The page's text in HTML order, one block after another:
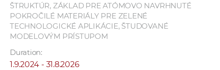
ŠTRUKTÚR, ZÁKLAD PRE ATÓMOVO NAVRHNUTÉ
POKROČILÉ MATERIÁLY PRE ZELENÉ
TECHNOLOGICKÉ APLIKÁCIE, ŠTUDOVANÉ
MODELOVÝM PRÍSTUPOM
Duration:
1.9.2024 - 31.8.2026